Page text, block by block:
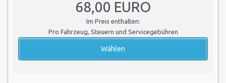
68,00 EURO
Im Preis enthalten:
Pro Fahrzeug, Steuern und Servicegebühren